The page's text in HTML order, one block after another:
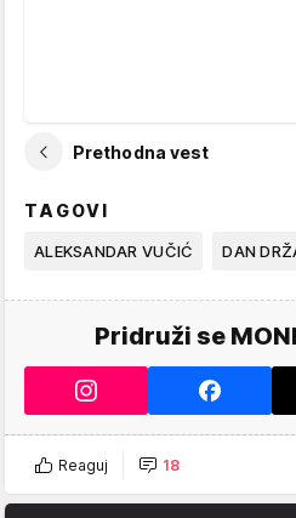
Prethodna vest
TAGOVI
ALEKSANDAR VUČIĆ DAN
Pridruži se
Reaguj 18